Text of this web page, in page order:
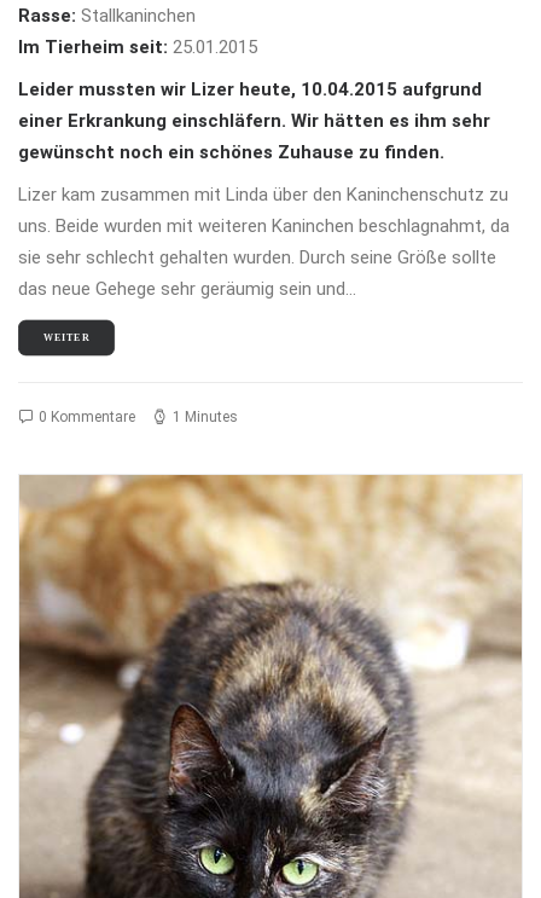
Rasse: Stallkaninchen
Im Tierheim seit: 25.01.2015
Leider mussten wir Lizer heute, 10.04.2015 aufgrund
einer Erkrankung einschläfern. Wir hätten es ihm sehr
gewünscht noch ein schönes Zuhause zu finden.
Lizer kam zusammen mit Linda über den Kaninchenschutz zu
uns. Beide wurden mit weiteren Kaninchen beschlagnahmt, da
sie sehr schlecht gehalten wurden. Durch seine Größe sollte
das neue Gehege sehr geräumig sein und…
WEITER
0 Kommentare 1 Minutes